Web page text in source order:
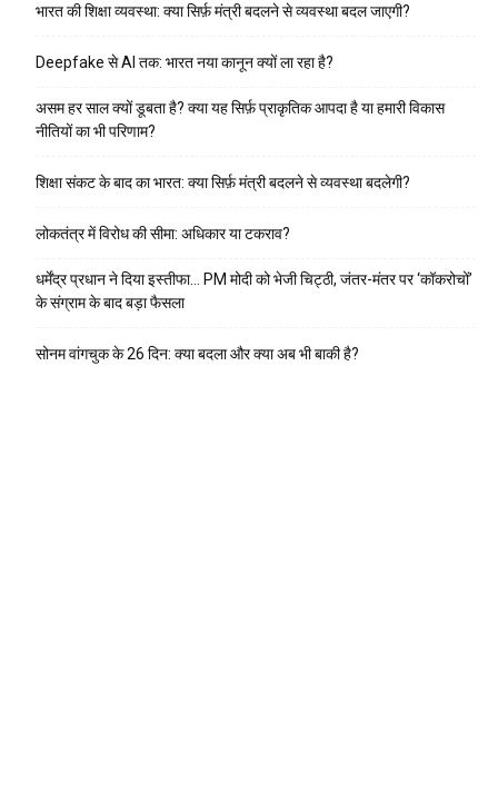
भारत की शिक्षा व्यवस्था: क्या सिर्फ़ मंत्री बदलने से व्यवस्था बदल जाएगी?
Deepfake से AI तक: भारत नया कानून क्यों ला रहा है?
असम हर साल क्यों डूबता है? क्या यह सिर्फ़ प्राकृतिक आपदा है या हमारी विकास
नीतियों का भी परिणाम?
शिक्षा संकट के बाद का भारत: क्या सिर्फ़ मंत्री बदलने से व्यवस्था बदलेगी?
लोकतंत्र में विरोध की सीमा: अधिकार या टकराव?
धर्मेंद्र प्रधान ने दिया इस्तीफा… PM मोदी को भेजी चिट्ठी, जंतर-मंतर पर ‘कॉकरोचों’
के संग्राम के बाद बड़ा फैसला
सोनम वांगचुक के 26 दिन: क्या बदला और क्या अब भी बाकी है?